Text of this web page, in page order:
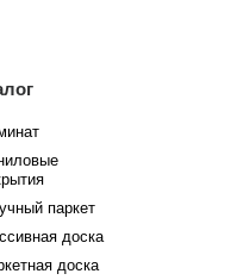
паркет
доска
доска